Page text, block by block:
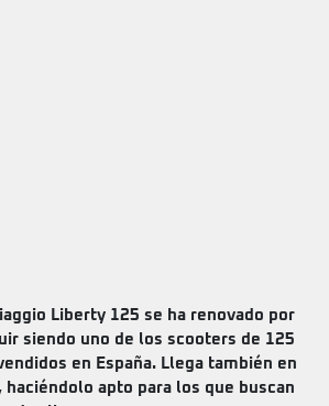
Liberty 125 se ha renovado por
siendo uno de los scooters de 125
en España. Llega también en
haciéndolo apto para los que buscan